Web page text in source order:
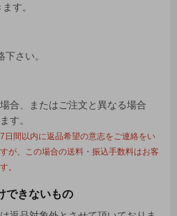
す。
さい。
合、またはご注文と異なる場合
す。
間以内に返品希望の意志をご連絡をい
が、この場合の送料・振込手数料はお客
。
できないもの